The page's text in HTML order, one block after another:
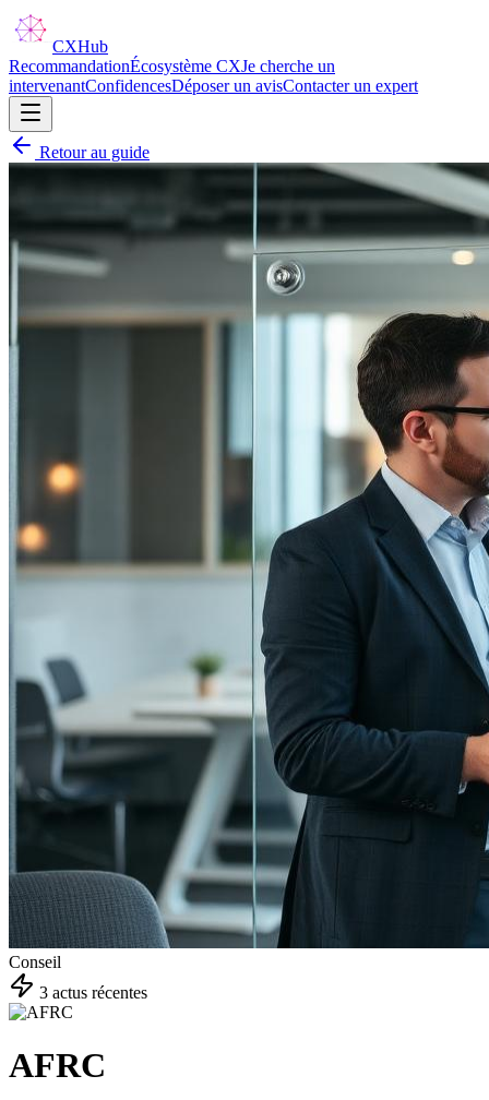
CXHub
RecommandationÉcosystème CXJe cherche un
intervenantConfidencesDéposer un avisContacter un expert
Retour au guide
Conseil
3 actus récentes
AFRC